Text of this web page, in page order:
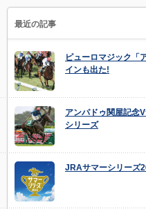
最近の記事
ピューロマジック「
インも出た!
アンパドゥ関屋記念
シリーズ
JRAサマーシリーズ